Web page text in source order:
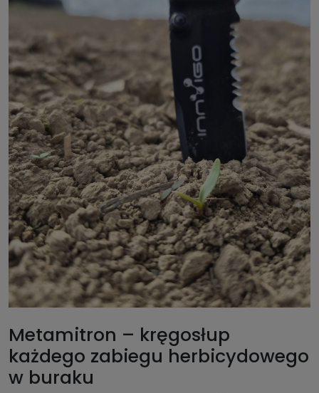
Metamitron – kręgosłup
każdego zabiegu herbicydowego
w buraku